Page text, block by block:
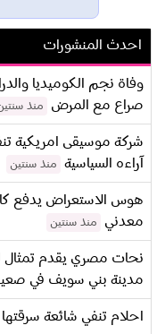
احدث المنشورات
وفاة نجم الكوميديا
صراع مع المرض
منذ
شركة موسيقى امريكية
آراءه السياسية
منذ سنتين
هوس الاستعراض يدفع
معدني
منذ سنتين
نحات مصري يقدم تمثال
مدينة بني سويف في
احلام تنفي شائعة سرقتها